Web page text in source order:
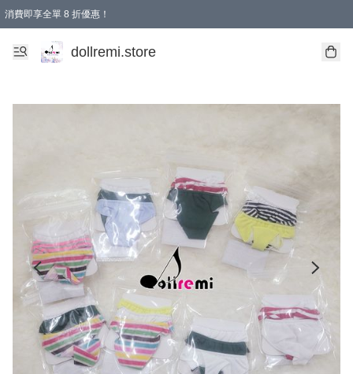
消費即享全單 8 折優惠！
購物滿 HKD 1500.00即享免運費優惠！（適用於 本地送貨、本地取貨、國際送貨 )
dollremi.store